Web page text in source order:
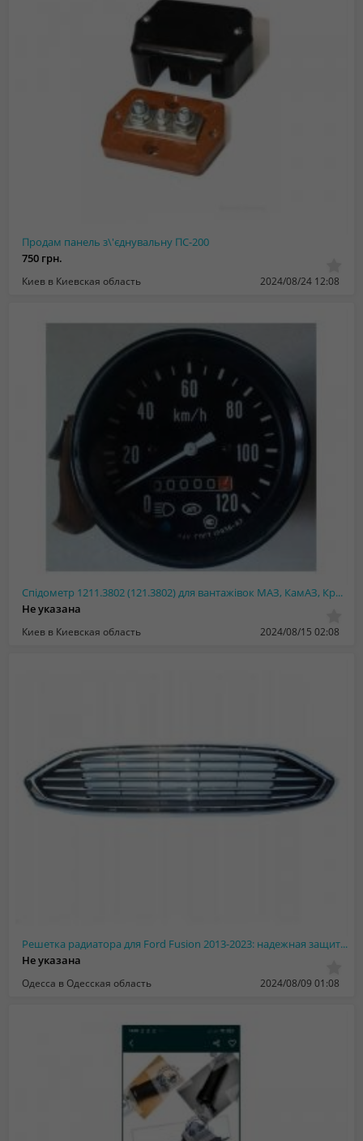
Продам панель з\'єднувальну ПС-200
750 грн.
Киев в Киевская область 2024/08/24 12:08
Спідометр 1211.3802 (121.3802) для вантажівок МАЗ, КамАЗ, КрАЗ, БелАЗ
Не указана
Киев в Киевская область 2024/08/15 02:08
Решетка радиатора для Ford Fusion 2013-2023: надежная защита и стильный дизайн
Не указана
Одесса в Одесская область 2024/08/09 01:08